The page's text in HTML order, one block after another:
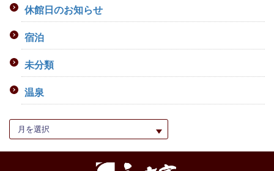
休館日のお知らせ
宿泊
未分類
温泉